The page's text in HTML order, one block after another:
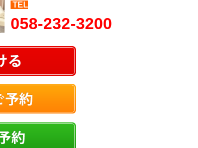
TEL
058-232-3200